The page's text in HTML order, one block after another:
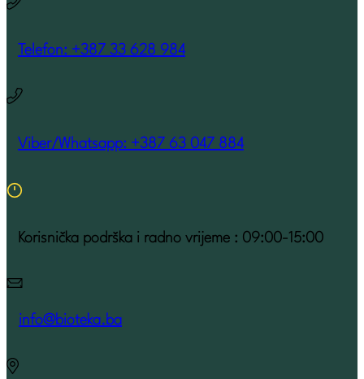
Telefon: +387 33 628 984
Viber/Whatsapp: +387 63 047 884
Korisnička podrška i radno vrijeme : 09:00-15:00
info@bioteka.ba